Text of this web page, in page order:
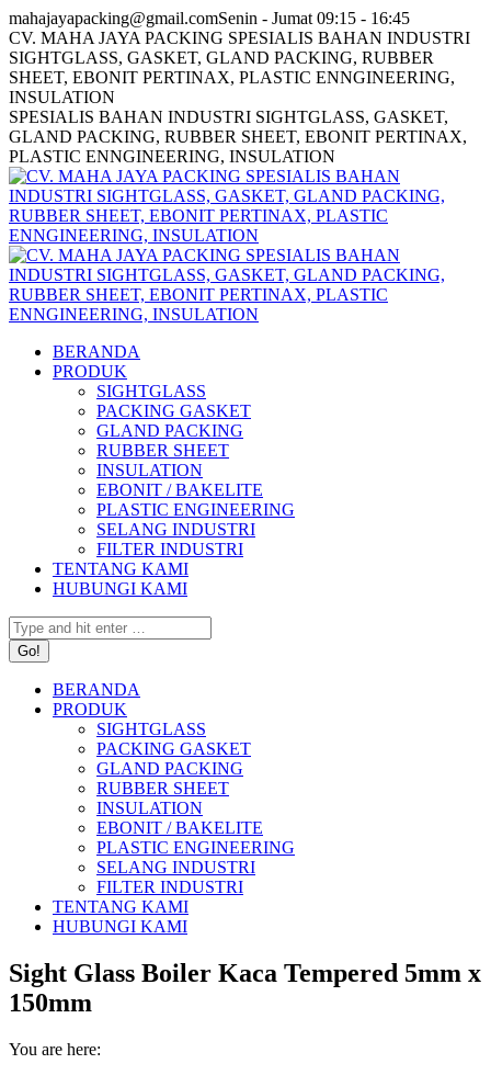
Skip
to
content
Facebook
page
opens
in
new
window
Twitter
page
opens
in
new
window
Instagram
page
opens
in
new
window
mahajayapacking@gmail.comSenin - Jumat 09:15 - 16:45
CV. MAHA JAYA PACKING SPESIALIS BAHAN INDUSTRI
SIGHTGLASS, GASKET, GLAND PACKING, RUBBER
SHEET, EBONIT PERTINAX, PLASTIC ENNGINEERING,
INSULATION
SPESIALIS BAHAN INDUSTRI SIGHTGLASS, GASKET,
GLAND PACKING, RUBBER SHEET, EBONIT PERTINAX,
PLASTIC ENNGINEERING, INSULATION
BERANDA
PRODUK
SIGHTGLASS
PACKING GASKET
GLAND PACKING
RUBBER SHEET
INSULATION
EBONIT / BAKELITE
PLASTIC ENGINEERING
SELANG INDUSTRI
FILTER INDUSTRI
TENTANG KAMI
HUBUNGI KAMI
Search:
BERANDA
PRODUK
SIGHTGLASS
PACKING GASKET
GLAND PACKING
RUBBER SHEET
INSULATION
EBONIT / BAKELITE
PLASTIC ENGINEERING
SELANG INDUSTRI
FILTER INDUSTRI
TENTANG KAMI
HUBUNGI KAMI
Sight Glass Boiler Kaca Tempered 5mm x
150mm
You are here: